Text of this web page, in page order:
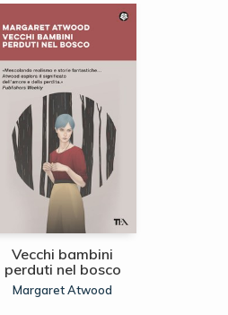
Vecchi bambini
perduti nel bosco
Margaret Atwood